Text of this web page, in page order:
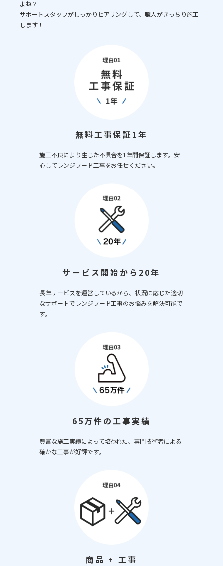
よね？
サポートスタッフがしっかりヒアリングして、職人がきっちり施工
します！
無料工事保証1年
施工不良により生じた不具合を1年間保証します。安
心してレンジフード工事をお任せください。
サービス開始から20年
長年サービスを運営しているから、状況に応じた適切
なサポートでレンジフード工事のお悩みを解決可能で
す。
65万件の工事実績
豊富な施工実績によって培われた、専門技術者による
確かな工事が好評です。
商品 + 工事